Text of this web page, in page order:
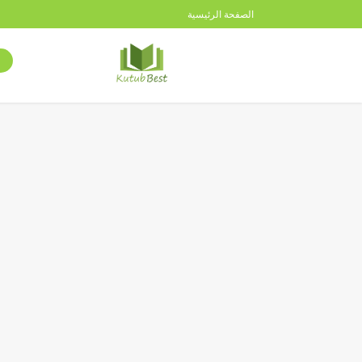
الصفحة الرئيسية